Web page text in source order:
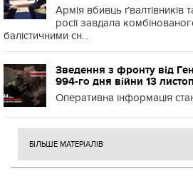
Армія вбивць ґвалтівників
росії завдала
балістичними сн...
Зведення з фронту від
994-го дня війни 13
Оперативна інформація
БІЛЬШЕ МАТЕРІАЛІВ